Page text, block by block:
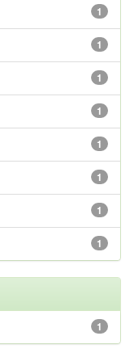
1
1
1
1
1
1
1
1
1